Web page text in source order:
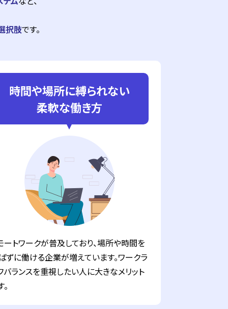
択肢です。
時間や場所に縛られない
柔軟な働き方
ートワークが普及しており、場所や時間を
ずに働ける企業が増えています。ワークラ
バランスを重視したい人に大きなメリット